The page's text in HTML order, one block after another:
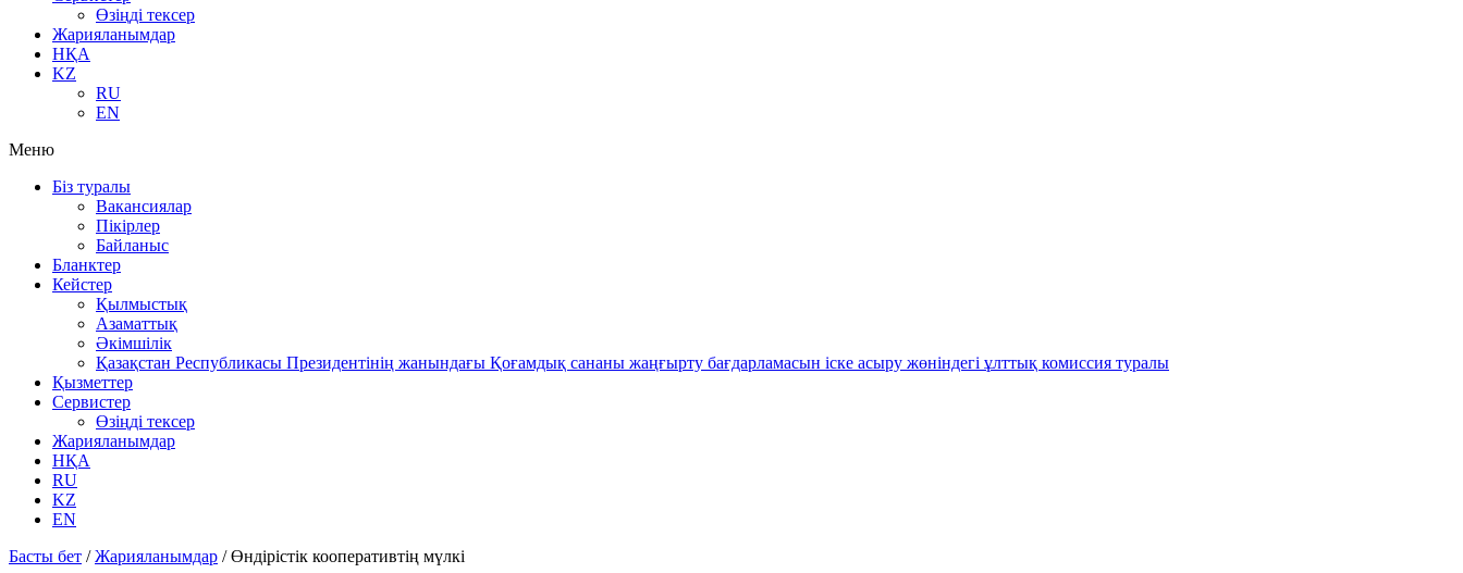
Өзіңді тексер
Жарияланымдар
НҚА
KZ
RU
EN
Меню
Біз туралы
Вакансиялар
Пікірлер
Байланыс
Бланктер
Кейстер
Қылмыстық
Азаматтық
Әкімшілік
Қазақстан Республикасы Президентінің жанындағы Қоғамдық сананы жаңғырту бағдарламасын іске асыру жөніндегі ұлттық комиссия туралы
Қызметтер
Сервистер
Өзіңді тексер
Жарияланымдар
НҚА
RU
KZ
EN
Басты бет /Жарияланымдар /Өндірістік кооперативтің мүлкі